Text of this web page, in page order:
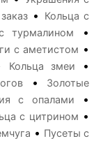
•
Кольца с
турмалином •
с аметистом •
Кольца змеи •
•
Золотые
с опалами •
с цитрином •
• Пусеты с